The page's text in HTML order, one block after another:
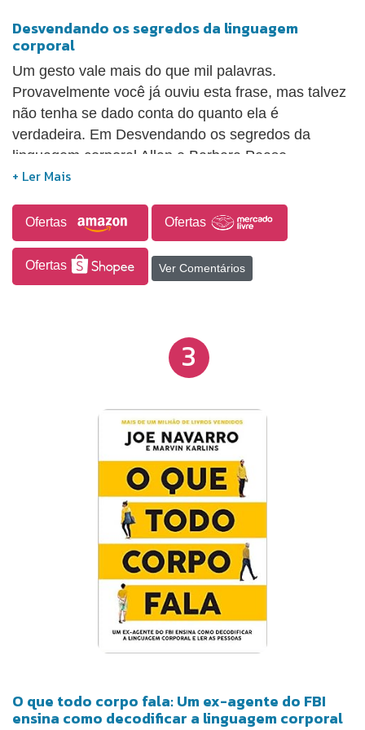
Desvendando os segredos da linguagem
corporal
Um gesto vale mais do que mil palavras.
Provavelmente você já ouviu esta frase, mas talvez
não tenha se dado conta do quanto ela é
verdadeira. Em Desvendando os segredos da
linguagem corporal Allan e Barbara Pease
esclarecem que 93% da comunicação humana é
corpo. Quando aprendemos a prestar atenção em
nossa linguagem corporal e a interpretar
corretamente a dos outros, passamos a ter maior
controle sobre as situações, pois podemos
nossos objetivos. Com bom-humor e uma sólida
base científica, os autores de Por que os homens
significado real de gestos que usamos no dia a dia,
como cruzar os braços, coçar o nariz e balançar a
cabeça, evitando os habituais mal-entendidos
causados pela contradição entre o que dizem
nossas palavras e nosso corpo. Este guia
fundamental ensina como melhorar os
relacionamentos, aumentando nossa capacidade de
comunicação e de entendimento com as pessoas.
Ofertas Ofertas
Ofertas Ver Comentários
3
O que todo corpo fala: Um ex-agente do FBI
ensina como decodificar a linguagem corporal